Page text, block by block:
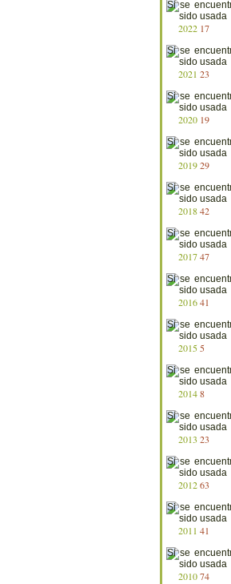
2022 17
2021 23
2020 19
201929
201842
201747
201641
2015 5
20148
2013 23
201263
2011 41
201074